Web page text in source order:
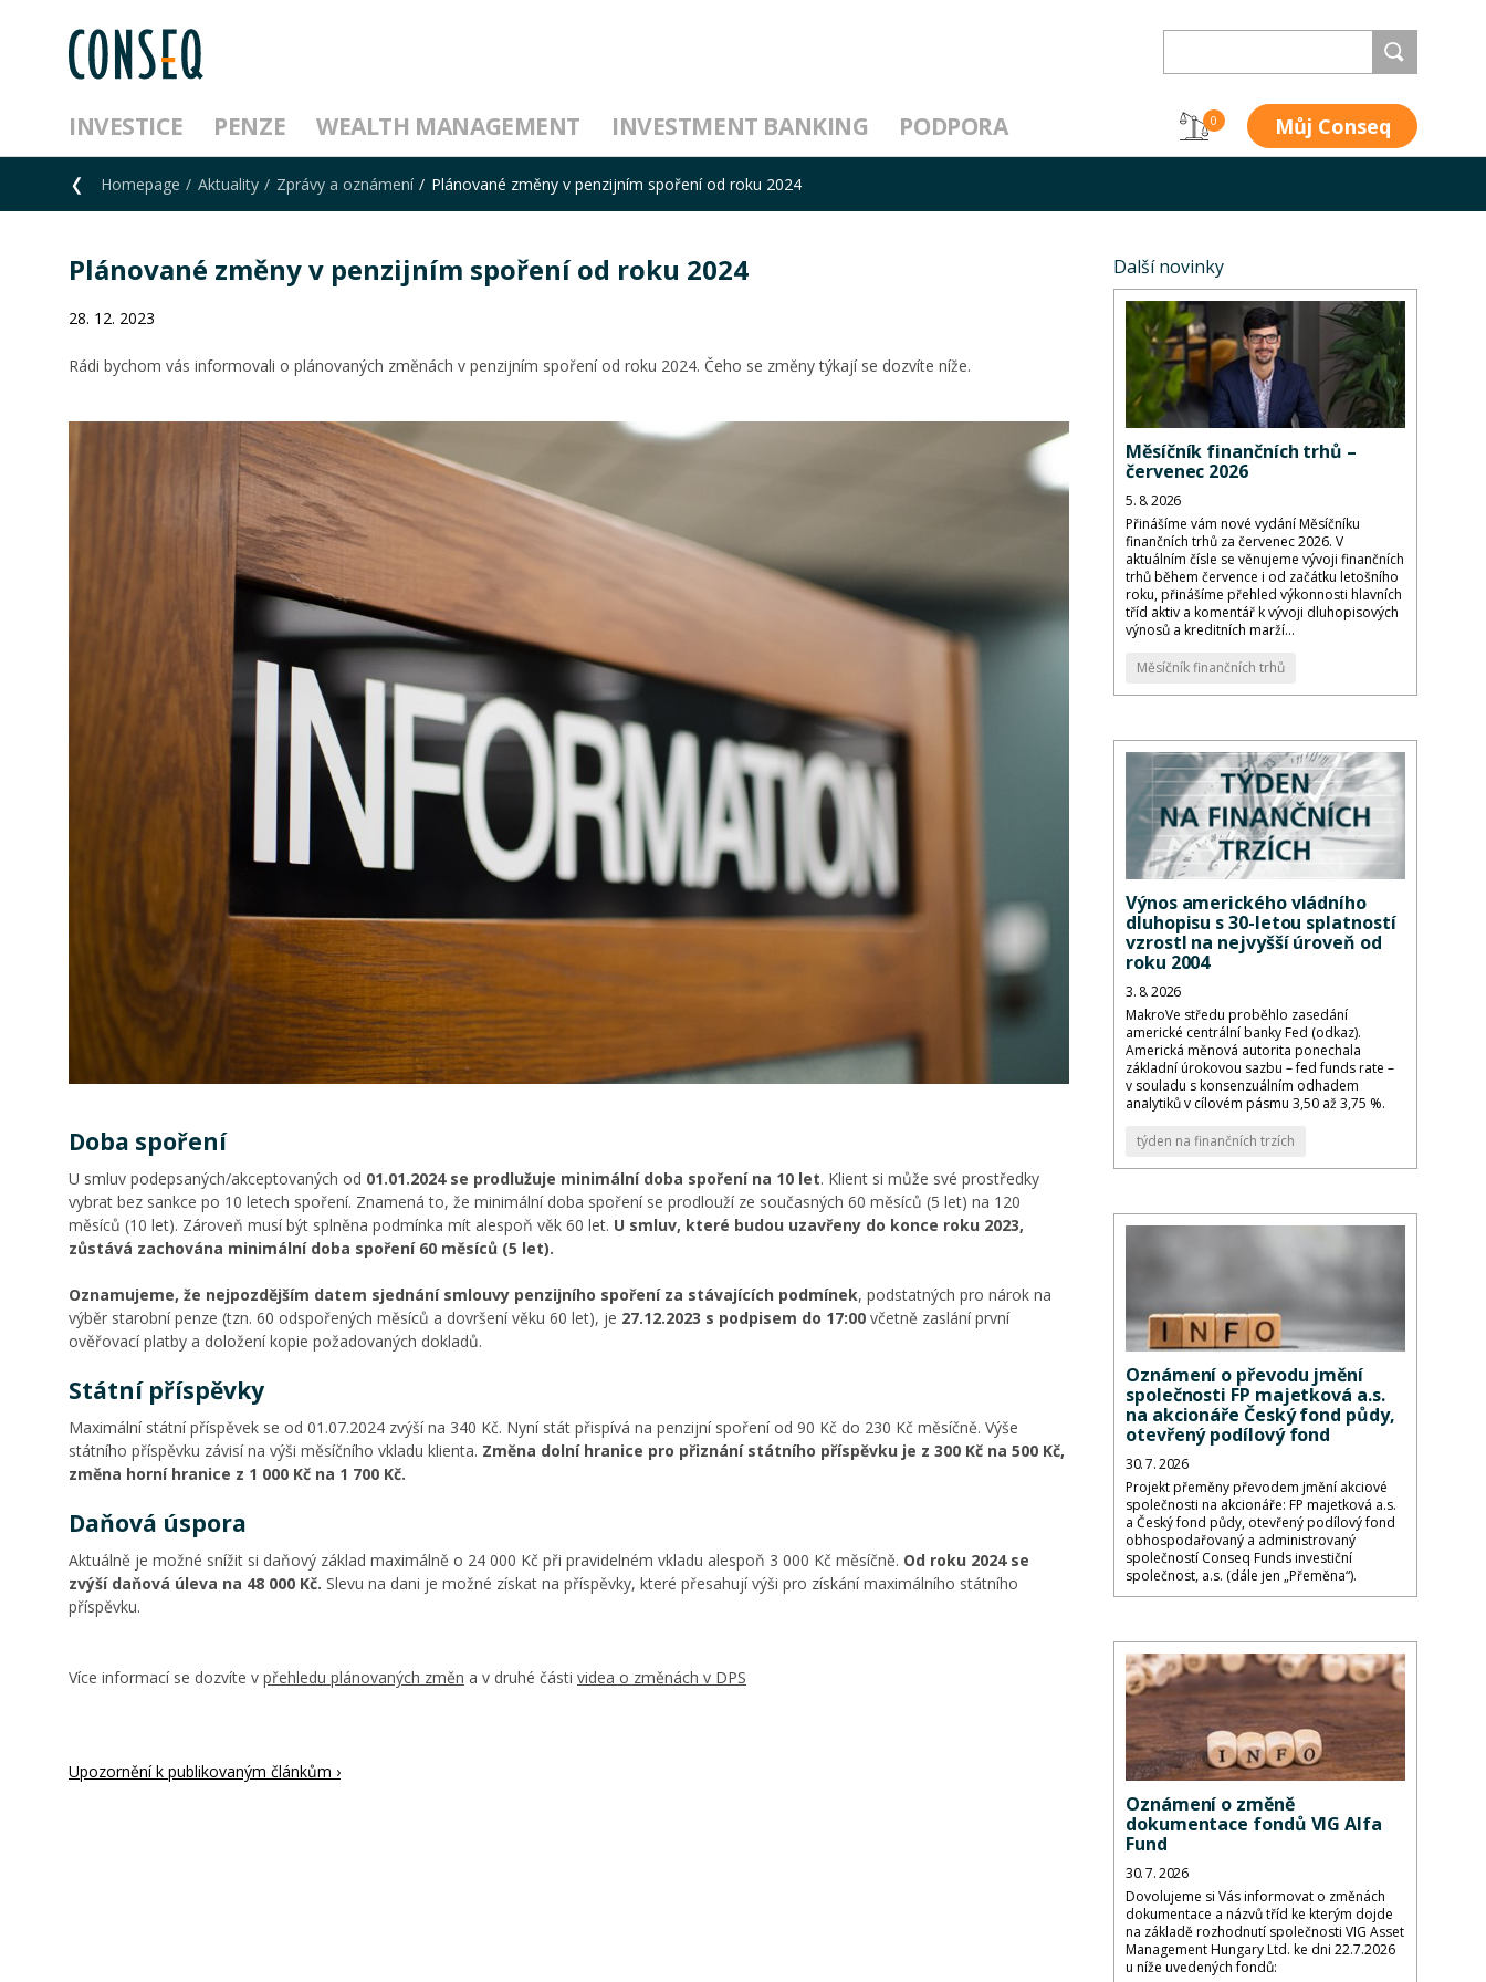
INVESTICE PENZE WEALTH MANAGEMENT INVESTMENT BANKING PODPORA 0 Můj Conseq
Homepage Aktuality Zprávy a oznámení Plánované změny v penzijním spoření od roku 2024
Plánované změny v penzijním spoření od roku 2024
28. 12. 2023
Rádi bychom vás informovali o plánovaných změnách v penzijním spoření od roku 2024. Čeho se změny týkají se dozvíte níže.
Doba spoření
U smluv podepsaných/akceptovaných od 01.01.2024 se prodlužuje minimální doba spoření na 10 let. Klient si může své prostředky
vybrat bez sankce po 10 letech spoření. Znamená to, že minimální doba spoření se prodlouží ze současných 60 měsíců (5 let) na 120
měsíců (10 let). Zároveň musí být splněna podmínka mít alespoň věk 60 let. U smluv, které budou uzavřeny do konce roku 2023,
zůstává zachována minimální doba spoření 60 měsíců (5 let).
Oznamujeme, že nejpozdějším datem sjednání smlouvy penzijního spoření za stávajících podmínek, podstatných pro nárok na
výběr starobní penze (tzn. 60 odspořených měsíců a dovršení věku 60 let), je 27.12.2023 s podpisem do 17:00 včetně zaslání první
ověřovací platby a doložení kopie požadovaných dokladů.
Státní příspěvky
Maximální státní příspěvek se od 01.07.2024 zvýší na 340 Kč. Nyní stát přispívá na penzijní spoření od 90 Kč do 230 Kč měsíčně. Výše
státního příspěvku závisí na výši měsíčního vkladu klienta. Změna dolní hranice pro přiznání státního příspěvku je z 300 Kč na 500 Kč,
změna horní hranice z 1 000 Kč na 1 700 Kč.
Daňová úspora
Aktuálně je možné snížit si daňový základ maximálně o 24 000 Kč při pravidelném vkladu alespoň 3 000 Kč měsíčně. Od roku 2024 se
zvýší daňová úleva na 48 000 Kč. Slevu na dani je možné získat na příspěvky, které přesahují výši pro získání maximálního státního
příspěvku.
Více informací se dozvíte v přehledu plánovaných změn a v druhé části videa o změnách v DPS
Upozornění k publikovaným článkům ›
Další novinky
Měsíčník finančních trhů –
červenec 2026
5. 8. 2026
Přinášíme vám nové vydání Měsíčníku
finančních trhů za červenec 2026. V
aktuálním čísle se věnujeme vývoji finančních
trhů během července i od začátku letošního
roku, přinášíme přehled výkonnosti hlavních
tříd aktiv a komentář k vývoji dluhopisových
výnosů a kreditních marží...
Měsíčník finančních trhů
Výnos amerického vládního
dluhopisu s 30-letou splatností
vzrostl na nejvyšší úroveň od
roku 2004
3. 8. 2026
MakroVe středu proběhlo zasedání
americké centrální banky Fed (odkaz).
Americká měnová autorita ponechala
základní úrokovou sazbu – fed funds rate –
v souladu s konsenzuálním odhadem
analytiků v cílovém pásmu 3,50 až 3,75 %.
týden na finančních trzích
Oznámení o převodu jmění
společnosti FP majetková a.s.
na akcionáře Český fond půdy,
otevřený podílový fond
30. 7. 2026
Projekt přeměny převodem jmění akciové
společnosti na akcionáře: FP majetková a.s.
a Český fond půdy, otevřený podílový fond
obhospodařovaný a administrovaný
společností Conseq Funds investiční
společnost, a.s. (dále jen „Přeměna“).
Oznámení o změně
dokumentace fondů VIG Alfa
Fund
30. 7. 2026
Dovolujeme si Vás informovat o změnách
dokumentace a názvů tříd ke kterým dojde
na základě rozhodnutí společnosti VIG Asset
Management Hungary Ltd. ke dni 22.7.2026
u níže uvedených fondů: